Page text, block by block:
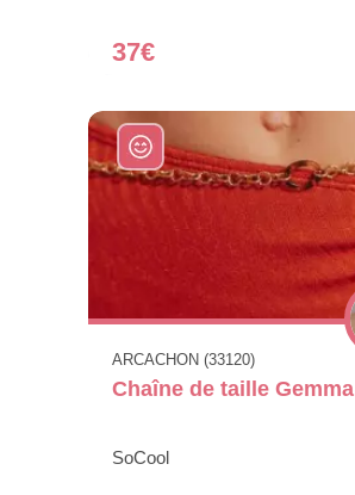
37€
ARCACHON (33120)
Chaîne de taille Gemma
SoCool